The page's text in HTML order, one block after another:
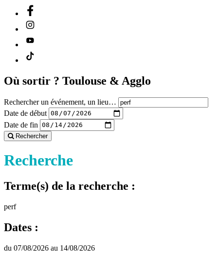
Où sortir ? Toulouse & Agglo
Rechercher un événement, un lieu…
Date de début
Date de fin
Rechercher
Recherche
Terme(s) de la recherche :
perf
Dates :
du 07/08/2026 au 14/08/2026